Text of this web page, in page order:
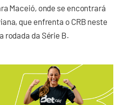
Maceió, onde se encontrará
que enfrenta o CRB neste
rodada da Série B.